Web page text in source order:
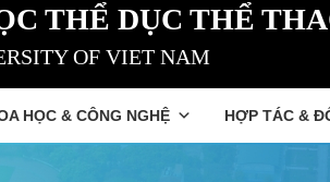
THỂ DỤC THỂ
OF VIET NAM
HỌC & CÔNG NGHỆ HỢP TÁC &